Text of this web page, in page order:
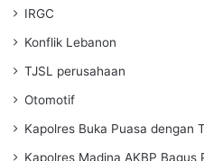
IRGC
Konflik Lebanon
TJSL perusahaan
Otomotif
Kapolres Buka Puasa dengan
Kapolres Madina AKBP Bagus